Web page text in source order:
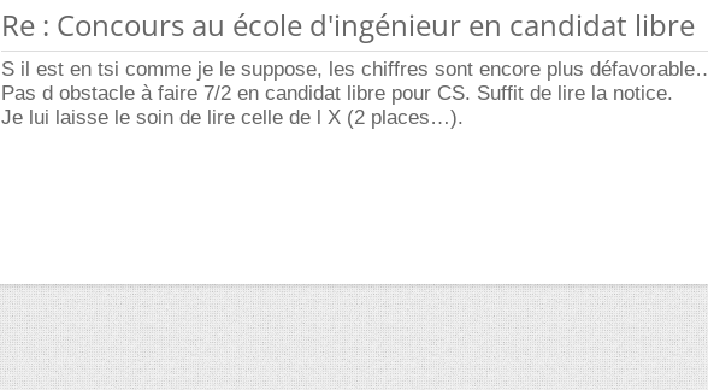
Re : Concours au école d'ingénieur en candidat libre
S il est en tsi comme je le suppose, les chiffres sont encore plus
Pas d obstacle à faire 7/2 en candidat libre pour CS. Suffit de lire la notice.
Je lui laisse le soin de lire celle de l X (2 places…).